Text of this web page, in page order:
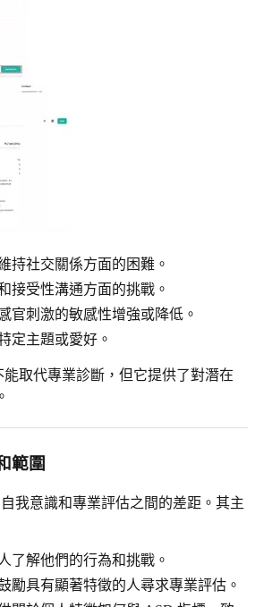
持社交關係方面的困難。
接受性溝通方面的挑戰。
官刺激的敏感性增強或降低。
定主題或愛好。
取代專業診斷，但它提供了對潛在
範圍
我意識和專業評估之間的差距。其主
了解他們的行為和挑戰。
勵具有顯著特徵的人尋求專業評估。